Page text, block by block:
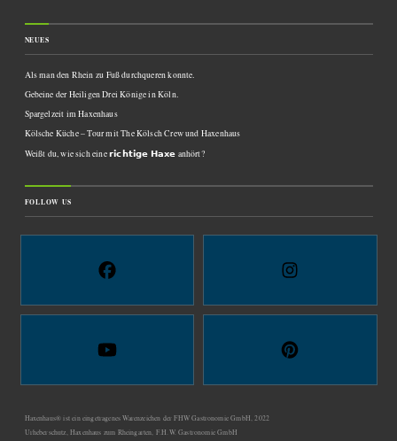
NEUES
Als man den Rhein zu Fuß durchqueren konnte.
Gebeine der Heiligen Drei Könige in Köln.
Spargelzeit im Haxenhaus
Kölsche Küche – Tour mit The Kölsch Crew und Haxenhaus
Weißt du, wie sich eine 𝗿𝗶𝗰𝗵𝘁𝗶𝗴𝗲 𝗛𝗮𝘅𝗲 anhört?
FOLLOW US
Haxenhaus® ist ein eingetragenes Warenzeichen der FHW Gastronomie GmbH, 2022
Urheberschutz, Haxenhaus zum Rheingarten, F.H.W. Gastronomie GmbH